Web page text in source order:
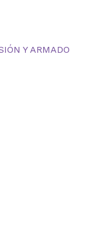
Y ARMADO